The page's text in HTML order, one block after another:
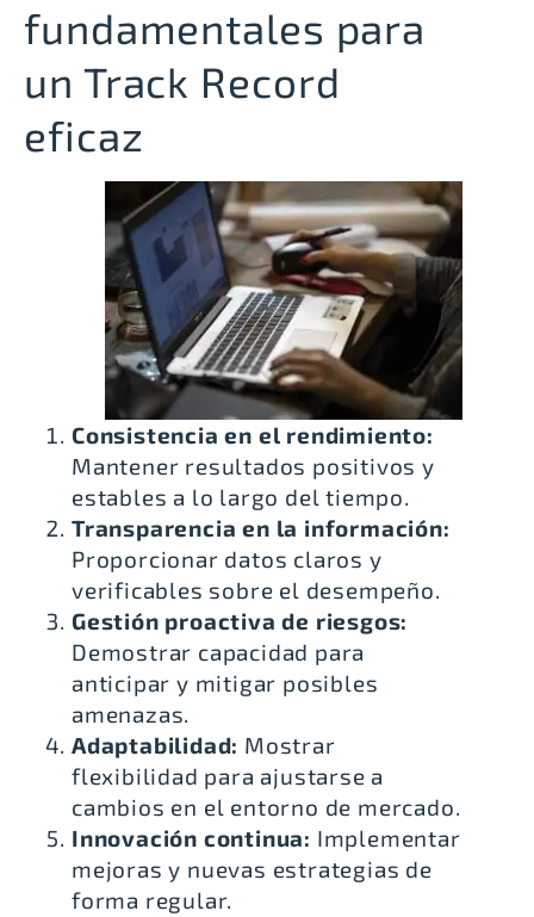
fundamentales para
un Track Record
eficaz
Consistencia en el rendimiento:
Mantener resultados positivos y
estables a lo largo del tiempo.
Transparencia en la información:
Proporcionar datos claros y
verificables sobre el desempeño.
Gestión proactiva de riesgos:
Demostrar capacidad para
anticipar y mitigar posibles
amenazas.
Adaptabilidad: Mostrar
flexibilidad para ajustarse a
cambios en el entorno de mercado.
Innovación continua: Implementar
mejoras y nuevas estrategias de
forma regular.